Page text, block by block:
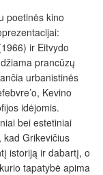
poetinės kino
ir Eitvydo
prancūzų
urbanistinės
Kevino
idėjomis.
bei estetiniai
kad Grikevičius
istoriją ir dabartį, o
tapatybė apima